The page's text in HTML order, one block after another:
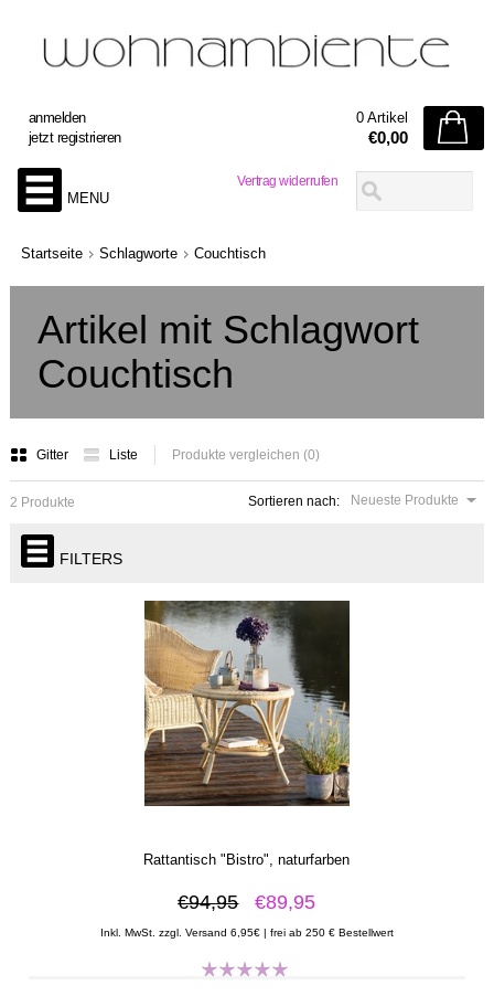
Vertrag widerrufen
anmelden
jetzt registrieren
0 Artikel
€0,00
MENU
Startseite Schlagworte Couchtisch
Artikel mit Schlagwort
Couchtisch
Gitter Liste Produkte vergleichen (0)
Sortieren nach: Neueste Produkte
2 Produkte
FILTERS
Rattantisch "Bistro", naturfarben
€94,95 €89,95
Inkl. MwSt. zzgl. Versand 6,95€ | frei ab 250 € Bestellwert